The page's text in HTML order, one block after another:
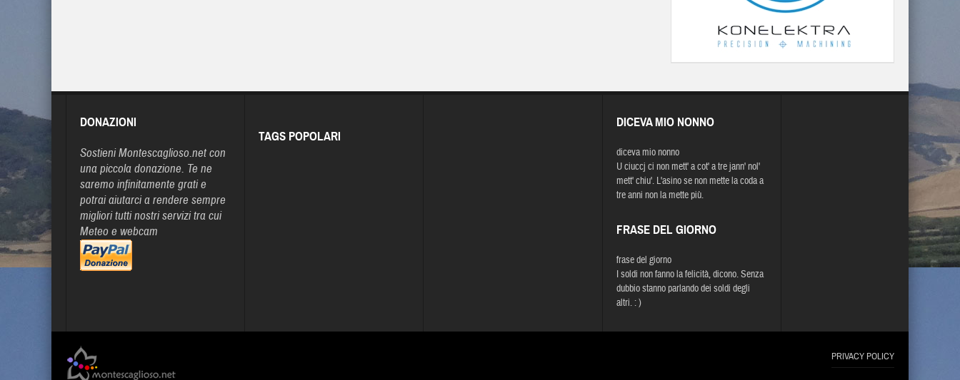
DONAZIONI
Sostieni Montescaglioso.net con
una piccola donazione. Te ne
saremo infinitamente grati e
potrai aiutarci a rendere sempre
migliori tutti nostri servizi tra cui
Meteo e webcam
TAGS POPOLARI
DICEVA MIO NONNO
diceva mio nonno
U ciuccj ci non mett' a cot' a tre jann' nol'
mett' chiu'. L'asino se non mette la coda a
tre anni non la mette più.
FRASE DEL GIORNO
frase del giorno
I soldi non fanno la felicità, dicono. Senza
dubbio stanno parlando dei soldi degli
altri. : )
PRIVACY POLICY